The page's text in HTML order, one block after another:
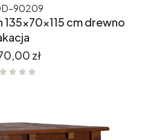
90209
cm drewno
zł